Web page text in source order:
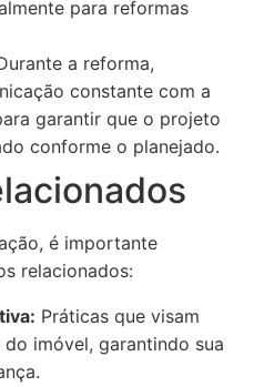
para reformas
a reforma,
constante com a
garantir que o projeto
conforme o planejado.
é importante
relacionados:
Práticas que visam
imóvel, garantindo sua